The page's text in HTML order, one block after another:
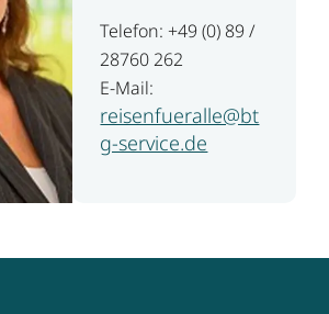
Telefon: +49 (0) 89 /
28760 262
E-Mail:
reisenfueralle@bt
g-service.de